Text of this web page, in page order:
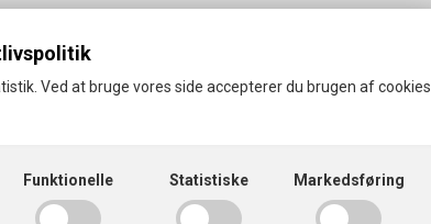
Ved at bruge vores side accepterer du brugen af cookies.
Funktionelle Statistiske Markedsføring